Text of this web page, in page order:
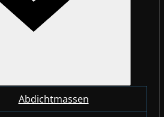
Abdichtmassen